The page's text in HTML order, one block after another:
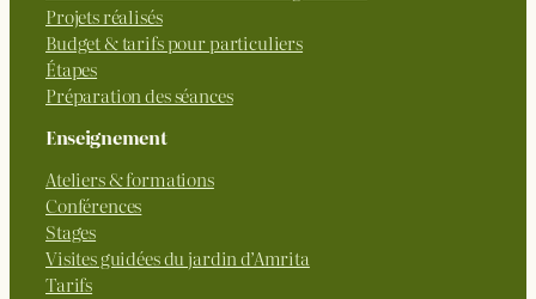
Projets réalisés
Budget & tarifs pour particuliers
Étapes
Préparation des séances
Enseignement
Ateliers & formations
Conférences
Stages
Visites guidées du jardin d’Amrita
Tarifs